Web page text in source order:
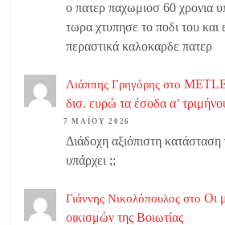
ο πατερ παχωμιοσ 60 χρονια
τωρα χτυπησε το ποδι του και
περαστικά καλοκαρδε πατερ
Λιάππης Γρηγόρης στο
δισ. ευρώ τα έσοδα α’
7 ΜΑΪ́ΟΥ 2026
Διάδοχη αξιόπιστη κατάσταση
υπάρχει ;;
Γιάννης Νικολόπουλος στο Οι
οικισμών της Βοιωτίας